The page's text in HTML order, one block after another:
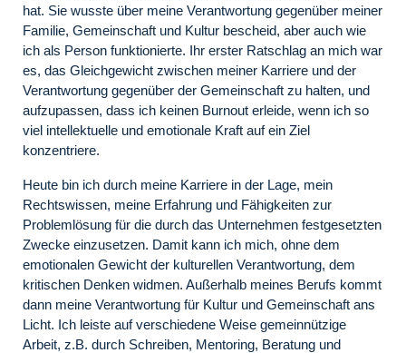
hat. Sie wusste über meine Verantwortung gegenüber meiner
Familie, Gemeinschaft und Kultur bescheid, aber auch wie
ich als Person funktionierte. Ihr erster Ratschlag an mich war
es, das Gleichgewicht zwischen meiner Karriere und der
Verantwortung gegenüber der Gemeinschaft zu halten, und
aufzupassen, dass ich keinen Burnout erleide, wenn ich so
viel intellektuelle und emotionale Kraft auf ein Ziel
konzentriere.
Heute bin ich durch meine Karriere in der Lage, mein
Rechtswissen, meine Erfahrung und Fähigkeiten zur
Problemlösung für die durch das Unternehmen festgesetzten
Zwecke einzusetzen. Damit kann ich mich, ohne dem
emotionalen Gewicht der kulturellen Verantwortung, dem
kritischen Denken widmen. Außerhalb meines Berufs kommt
dann meine Verantwortung für Kultur und Gemeinschaft ans
Licht. Ich leiste auf verschiedene Weise gemeinnützige
Arbeit, z.B. durch Schreiben, Mentoring, Beratung und